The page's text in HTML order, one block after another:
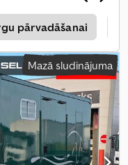
pārvadāšanai
Mazā sludinājuma